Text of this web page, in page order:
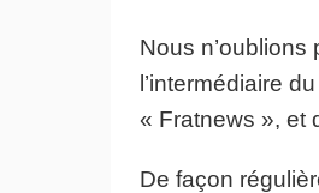
Nous
l’intermédiaire
« Fratnews », et
De façon